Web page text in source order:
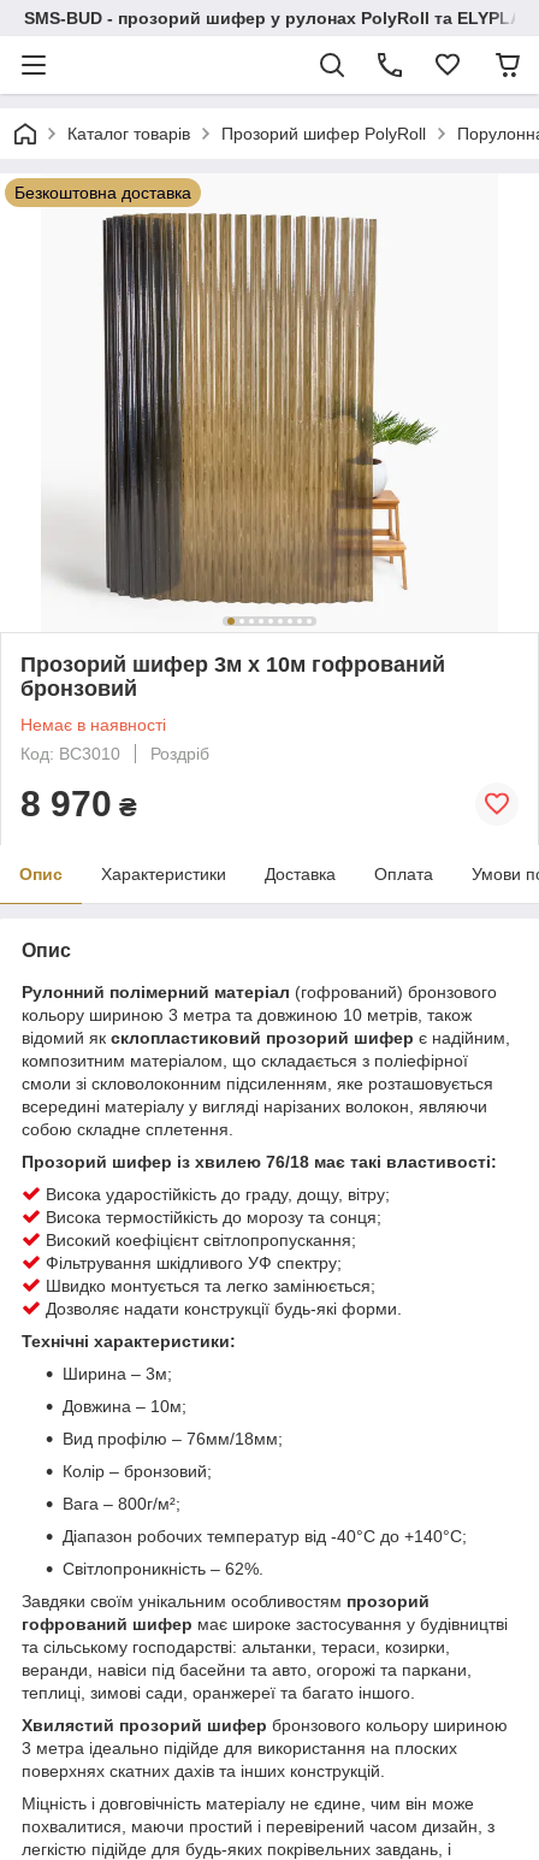
SMS-BUD - прозорий шифер у рулонах PolyRoll та
Каталог товарів Прозорий шифер PolyRoll
Безкоштовна доставка
Прозорий шифер 3м х 10м гофрований
бронзовий
Немає в наявності
Код: BC3010
Роздріб
8 970 ₴
Опис Характеристики Доставка Оплата Умови
Опис
Рулонний полімерний матеріал (гофрований) бронзового
кольору шириною 3 метра та довжиною 10 метрів, також
відомий як склопластиковий прозорий шифер є надійним,
композитним матеріалом, що складається з поліефірної
смоли зі скловолоконним підсиленням, яке розташовується
всередині матеріалу у вигляді нарізаних волокон, являючи
собою складне сплетення.
Прозорий шифер із хвилею 76/18 має такі властивості:
Висока ударостійкість до граду, дощу, вітру;
Висока термостійкість до морозу та сонця;
Високий коефіцієнт світлопропускання;
Фільтрування шкідливого УФ спектру;
Швидко монтується та легко замінюється;
Дозволяє надати конструкції будь-які форми.
Технічні характеристики:
Ширина – 3м;
Довжина – 10м;
Вид профілю – 76мм/18мм;
Колір – бронзовий;
Вага – 800г/м²;
Діапазон робочих температур від -40°C до +140°C;
Світлопроникність – 62%.
Завдяки своїм унікальним особливостям прозорий
гофрований шифер має широке застосування у будівництві
та сільському господарстві: альтанки, тераси, козирки,
веранди, навіси під басейни та авто, огорожі та паркани,
теплиці, зимові сади, оранжереї та багато іншого.
Хвилястий прозорий шифер бронзового кольору шириною
3 метра ідеально підійде для використання на плоских
поверхнях скатних дахів та інших конструкцій.
Міцність і довговічність матеріалу не єдине, чим він може
похвалитися, маючи простий і перевірений часом дизайн, з
легкістю підійде для будь-яких покрівельних завдань, і